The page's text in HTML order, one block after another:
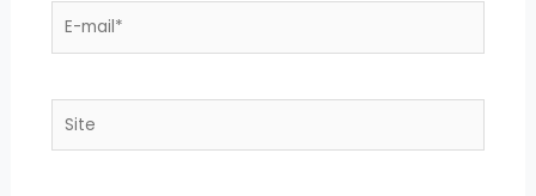
E-
Site